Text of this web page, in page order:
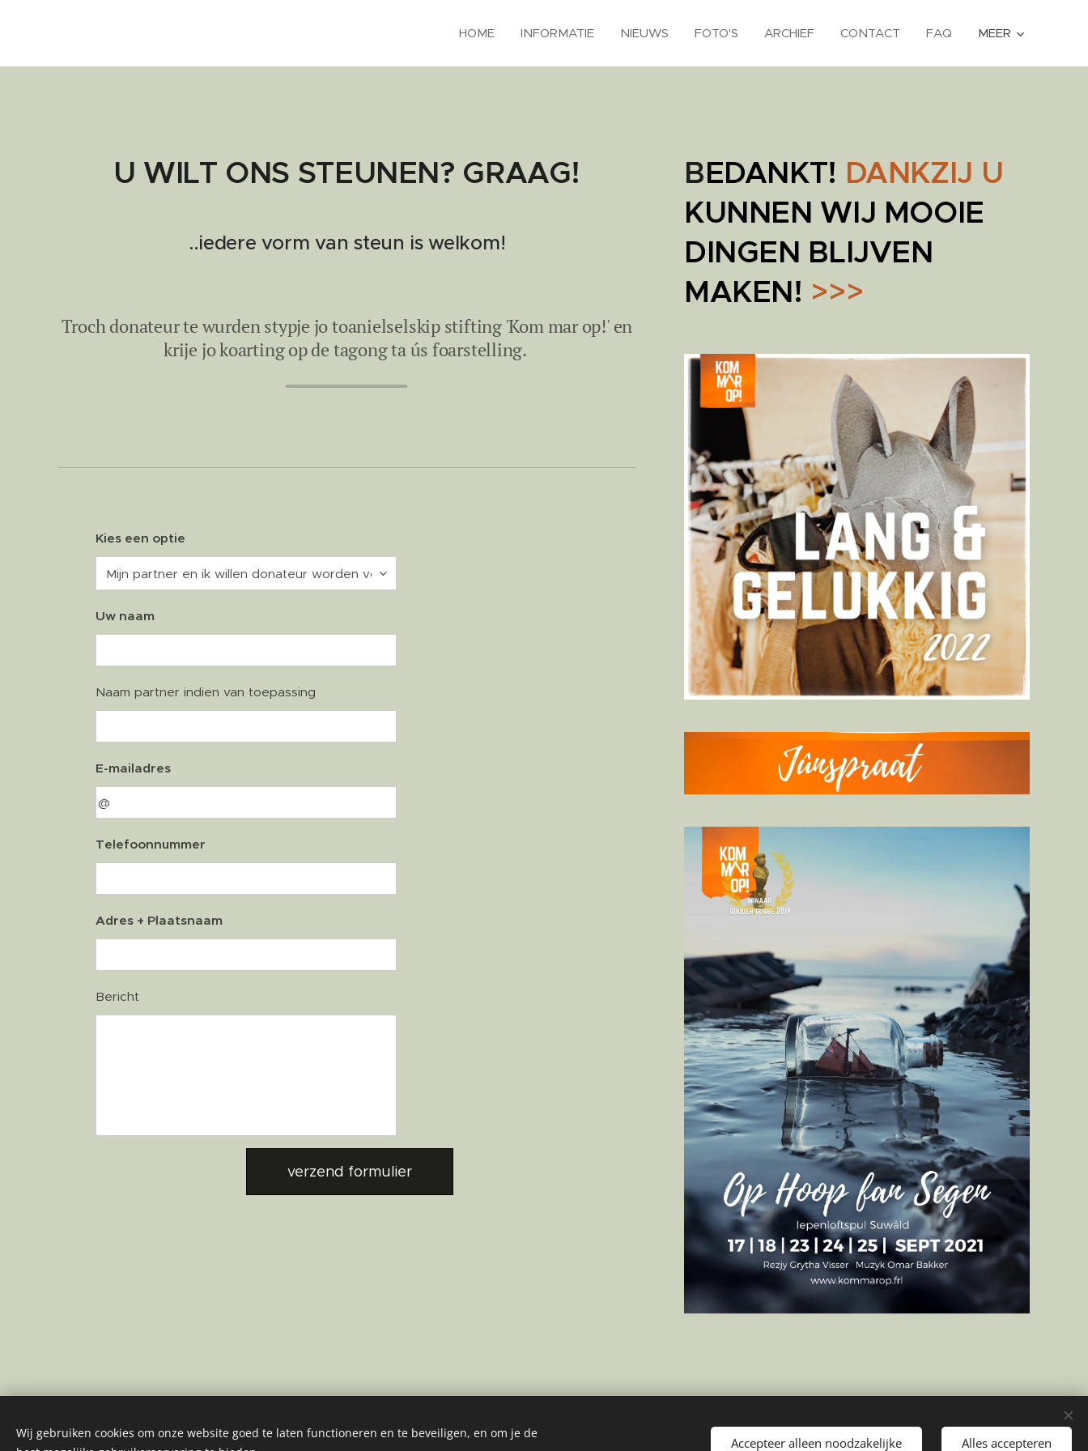
HOME INFORMATIE NIEUWS FOTO'S ARCHIEF CONTACT FAQ MEER
U WILT ONS STEUNEN? GRAAG!
..iedere vorm van steun is welkom!
Troch donateur te wurden stypje jo toanielselskip stifting 'Kom mar op!' en
krije jo koarting op de tagong ta ús foarstelling.
Kies een optie
Uw naam
Naam partner indien van toepassing
E-mailadres
Telefoonnummer
Adres + Plaatsnaam
Bericht
verzend formulier
BEDANKT! DANKZIJ U
KUNNEN WIJ MOOIE
DINGEN BLIJVEN
MAKEN! >>>
KOM MAR OP!
Mogelijk gemaakt door Mirjam Ros Cookies
Wij gebruiken cookies om onze website goed te laten functioneren en te beveiligen, en om je de
Accepteer alleen noodzakelijke Alles accepteren